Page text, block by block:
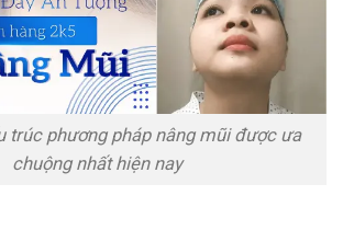
trúc phương pháp nâng mũi được ưa
chuộng nhất hiện nay